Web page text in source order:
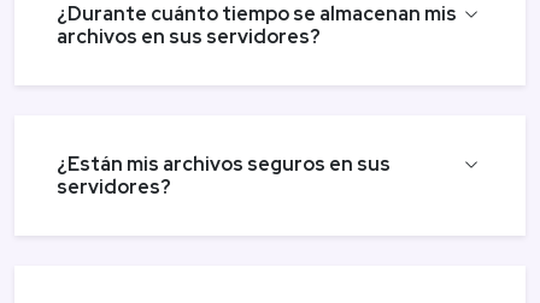
¿Durante cuánto tiempo se almacenan mis
archivos en sus servidores?
¿Están mis archivos seguros en sus
servidores?